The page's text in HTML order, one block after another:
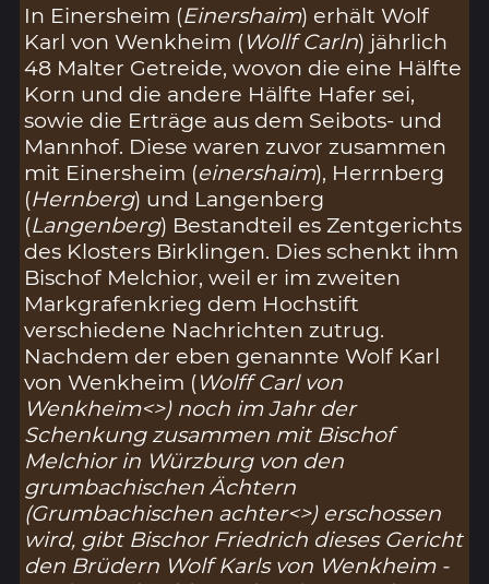
In Einersheim (Einershaim) erhält Wolf
Karl von Wenkheim (Wollf Carln) jährlich
48 Malter Getreide, wovon die eine Hälfte
Korn und die andere Hälfte Hafer sei,
sowie die Erträge aus dem Seibots- und
Mannhof. Diese waren zuvor zusammen
mit Einersheim (einershaim), Herrnberg
(Hernberg) und Langenberg
(Langenberg) Bestandteil es Zentgerichts
des Klosters Birklingen. Dies schenkt ihm
Bischof Melchior, weil er im zweiten
Markgrafenkrieg dem Hochstift
verschiedene Nachrichten zutrug.
Nachdem der eben genannte Wolf Karl
von Wenkheim (Wolff Carl von
Wenkheim<>) noch im Jahr der
Schenkung zusammen mit Bischof
Melchior in Würzburg von den
grumbachischen Ächtern
(Grumbachischen achter<>) erschossen
wird, gibt Bischor Friedrich dieses Gericht
den Brüdern Wolf Karls von Wenkheim -